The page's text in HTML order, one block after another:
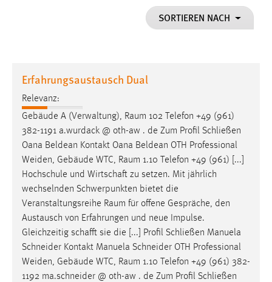
SORTIEREN NACH
Erfahrungsaustausch Dual
Relevanz:
Gebäude A (Verwaltung), Raum 102 Telefon +49 (961)
382-1191 a.wurdack @ oth-aw . de Zum Profil Schließen
Oana Beldean Kontakt Oana Beldean OTH Professional
Weiden, Gebäude WTC, Raum 1.10 Telefon +49 (961) [...]
Hochschule und Wirtschaft zu setzen. Mit jährlich
wechselnden Schwerpunkten bietet die
Veranstaltungsreihe Raum für offene Gespräche, den
Austausch von Erfahrungen und neue Impulse.
Gleichzeitig schafft sie die [...] Profil Schließen Manuela
Schneider Kontakt Manuela Schneider OTH Professional
Weiden, Gebäude WTC, Raum 1.10 Telefon +49 (961) 382-
1192 ma.schneider @ oth-aw . de Zum Profil Schließen
Name:
staticfilecache
Zweck:
Für performante Seitenauslieferung wird in diesem Cookie
gespeichert, ob man eingeloggt ist.
Sprachpräferenz
Name:
site-language-preference
Zweck:
Das Cookie speichert die gewählte Sprache der Website.